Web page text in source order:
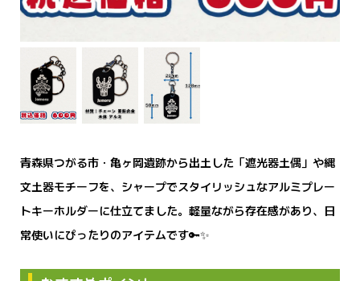
青森県つがる市・亀ヶ岡遺跡から出土した「遮光器土偶」や縄
文土器モチーフを、シャープでスタイリッシュなアルミプレー
トキーホルダーに仕立てました。軽量ながら存在感があり、日
常使いにぴったりのアイテムです🔑✨